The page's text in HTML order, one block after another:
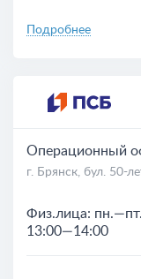
Подробнее
Операционный
г. Брянск, бул. 50-
Физ.лица:
13:00—14:00